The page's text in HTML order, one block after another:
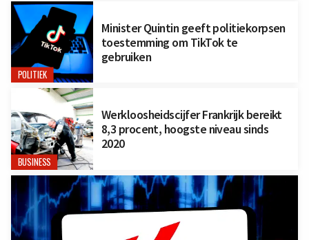
POLITIEK
Minister Quintin geeft politiekorpsen
toestemming om TikTok te
gebruiken
BUSINESS
Werkloosheidscijfer Frankrijk bereikt
8,3 procent, hoogste niveau sinds
2020